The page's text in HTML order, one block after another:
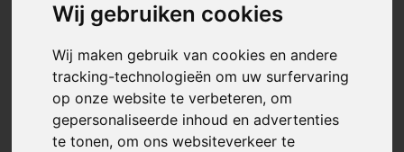
Wij gebruiken cookies
Wij maken gebruik van cookies en andere
tracking-technologieën om uw surfervaring
op onze website te verbeteren, om
gepersonaliseerde inhoud en advertenties
te tonen, om ons websiteverkeer te
Artikelnummer:121342